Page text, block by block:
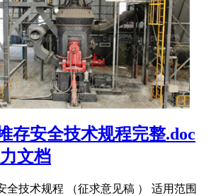
存安全技术规程完整.doc
文档
全技术规程 （征求意见稿 ） 适用范围